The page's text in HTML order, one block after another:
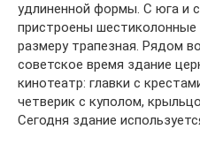
удлиненной формы. С юга и
пристроены шестиколонные
размеру трапезная. Рядом
советское время здание
кинотеатр: главки с
четверик с куполом,
Сегодня здание